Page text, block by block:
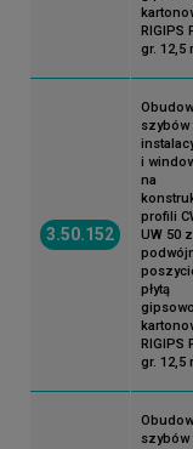
RIGIPS
gr. 12,5
3.50.152
szybów
i
na
profili
UW 50 z
płytą
RIGIPS
gr. 12,5
szybów